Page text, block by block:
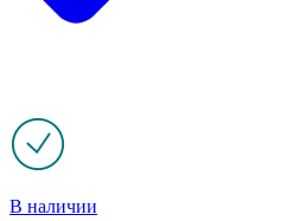
В наличии